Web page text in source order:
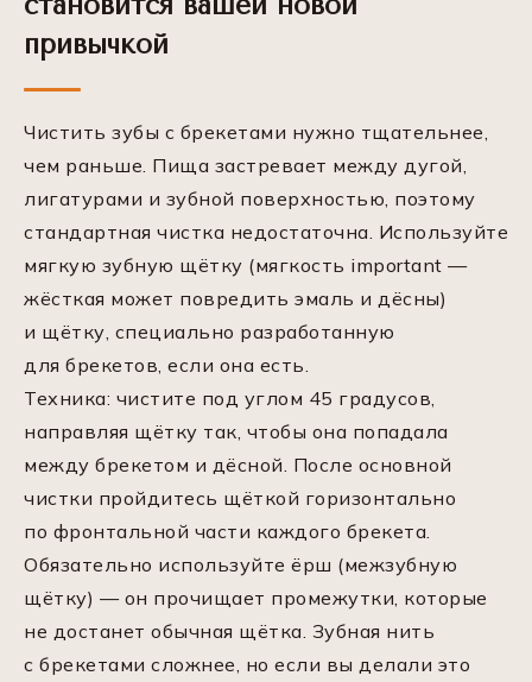
привычкой
Чистить зубы с брекетами нужно тщательнее,
чем раньше. Пища застревает между дугой,
лигатурами и зубной поверхностью, поэтому
стандартная чистка недостаточна. Используйте
мягкую зубную щётку (мягкость important —
жёсткая может повредить эмаль и дёсны)
и щётку, специально разработанную
для брекетов, если она есть.
Техника: чистите под углом 45 градусов,
направляя щётку так, чтобы она попадала
между брекетом и дёсной. После основной
чистки пройдитесь щёткой горизонтально
по фронтальной части каждого брекета.
Обязательно используйте ёрш (межзубную
щётку) — он прочищает промежутки, которые
не достанет обычная щётка. Зубная нить
с брекетами сложнее, но если вы делали это